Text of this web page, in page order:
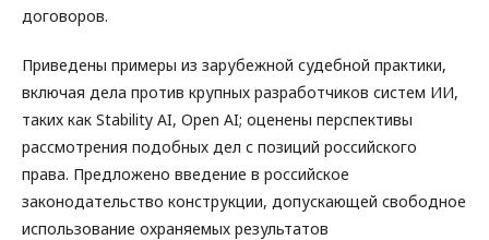
договоров.
Приведены примеры из зарубежной судебной практики,
включая дела против крупных разработчиков систем ИИ,
таких как Stability AI, Open AI; оценены перспективы
рассмотрения подобных дел с позиций российского
права. Предложено введение в российское
законодательство конструкции, допускающей свободное
использование охраняемых результатов